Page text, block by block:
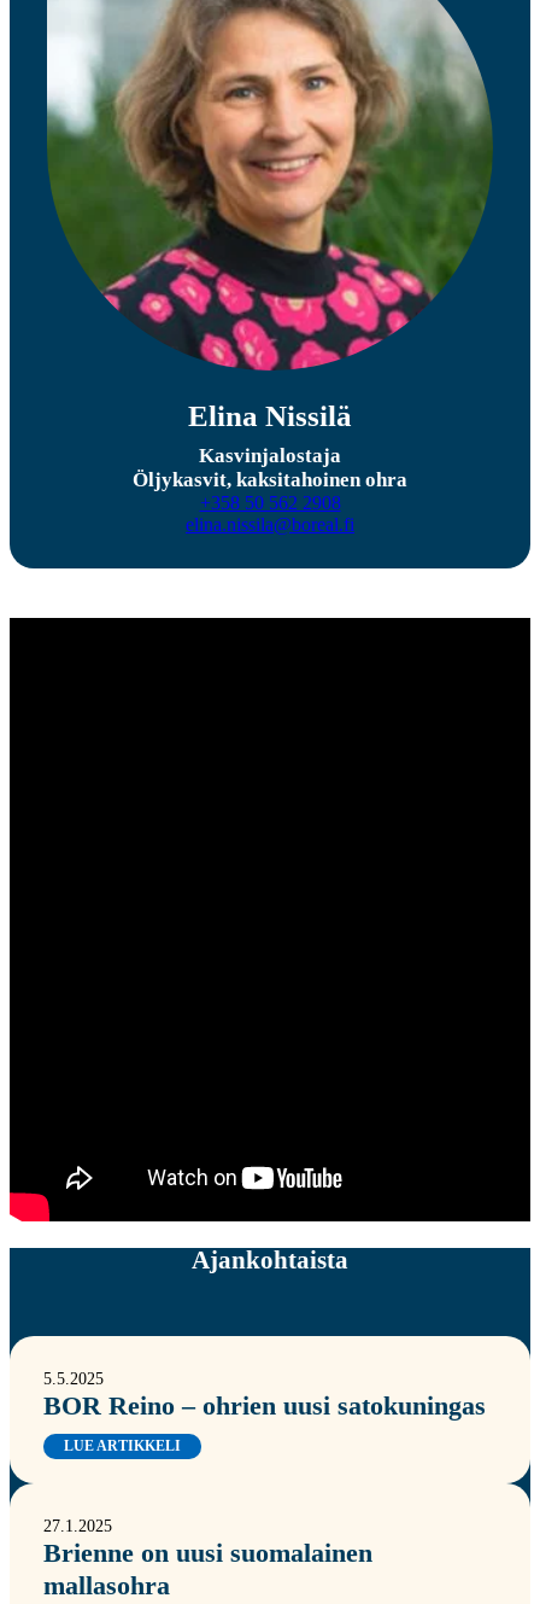
Elina Nissilä
Kasvinjalostaja
Öljykasvit, kaksitahoinen ohra
+358 50 562 2908
elina.nissila@boreal.fi
Ajankohtaista
5.5.2025
BOR Reino – ohrien uusi satokuningas
LUE ARTIKKELI
27.1.2025
Brienne on uusi suomalainen
mallasohra